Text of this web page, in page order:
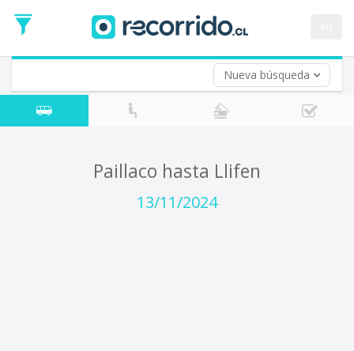
Nueva búsqueda
de
Ida
Vuelta (opcional)
Fecha
de
Paillaco hasta Llifen
13/11/2024